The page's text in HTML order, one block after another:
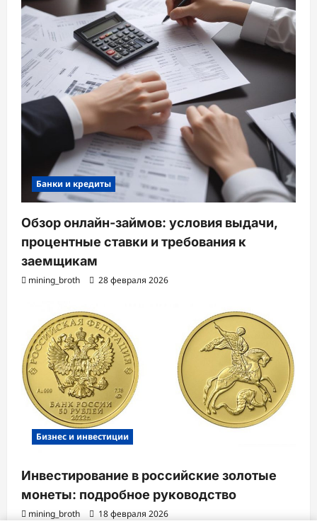
Банки и кредиты
Обзор онлайн-займов: условия выдачи,
процентные ставки и требования к
заемщикам
mining_broth 28 февраля 2026
Бизнес и инвестиции
Инвестирование в российские золотые
монеты: подробное руководство
mining_broth 18 февраля 2026